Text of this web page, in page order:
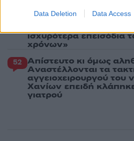
Data Deletion Data Access
Το πολωμένο μελτέμι
ισχυρότερα επεισόδια
χρόνων»
52 Απίστευτο κι όμως
Aναστέλλονται τα
αγγειοχειρουργού του
Χανίων επειδή
γιατρού